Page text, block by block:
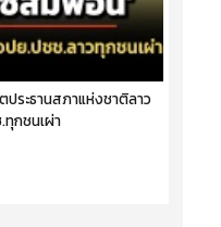
ระธานสภาแห่งชาติลาว
กชนเผ่า